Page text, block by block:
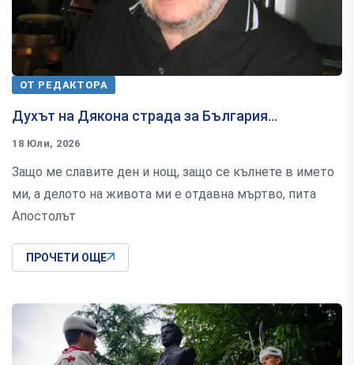
ОТ РЕДАКТОРА
Духът на Дякона страда за България...
18 Юли, 2026
Защо ме славите ден и нощ, защо се кълнете в името
ми, а делото на живота ми е отдавна мъртво, пита
Апостолът
ПРОЧЕТИ ОЩЕ